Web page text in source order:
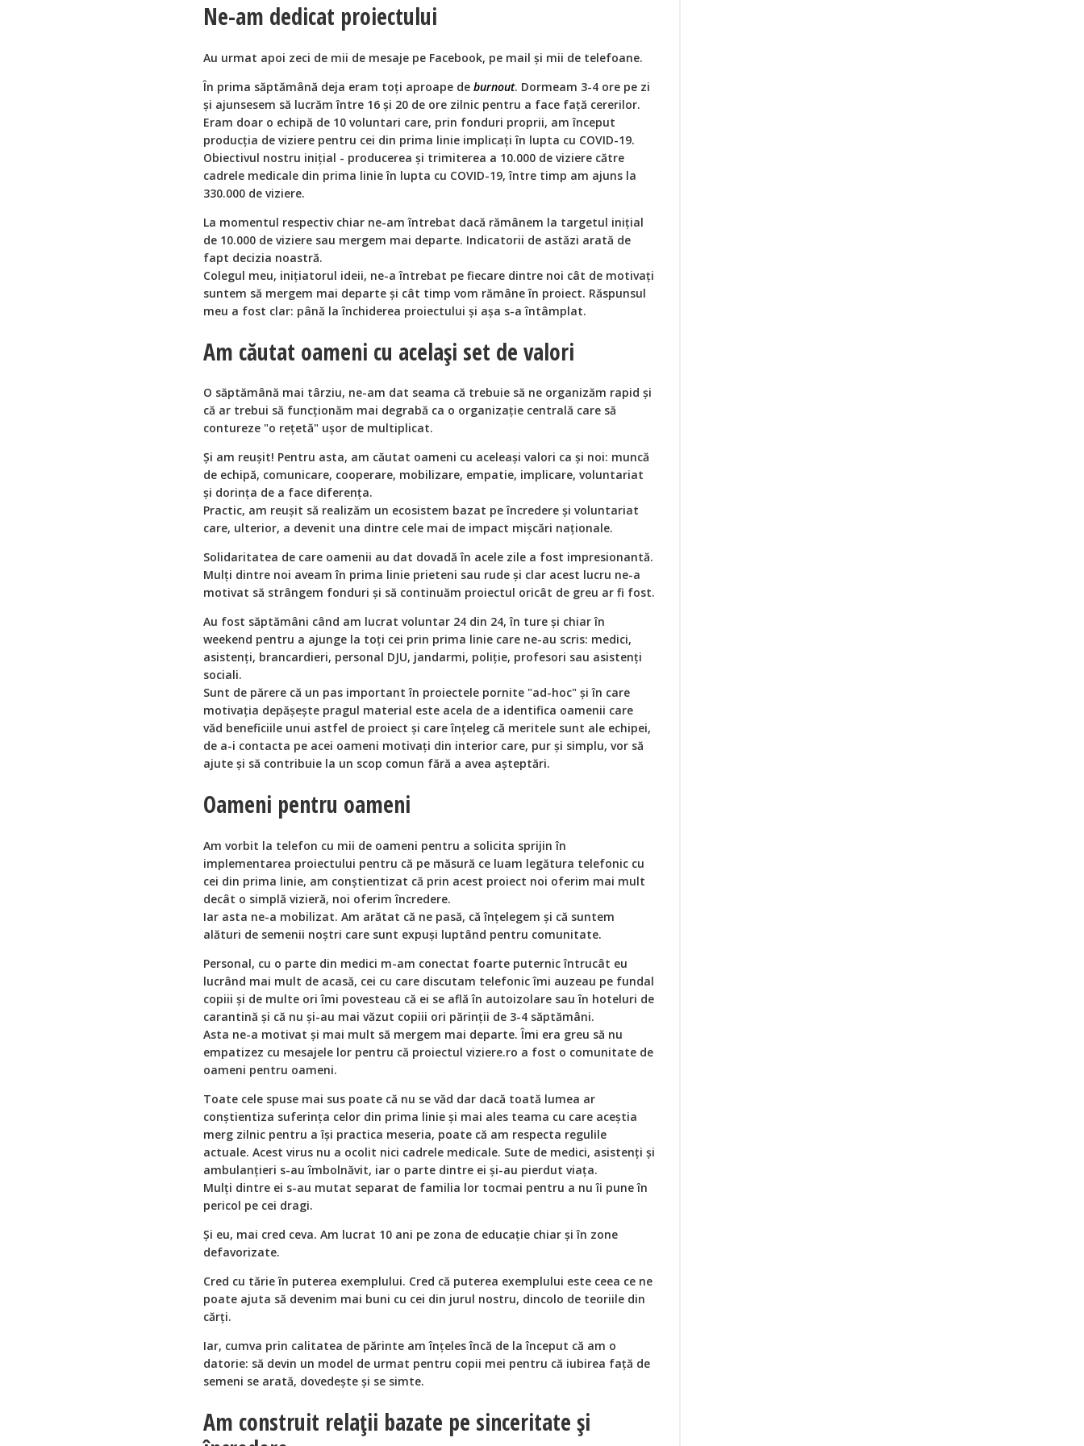
Ne-am dedicat proiectului
Au urmat apoi zeci de mii de mesaje pe Facebook, pe mail și mii de telefoane.
În prima săptămână deja eram toți aproape de burnout. Dormeam 3-4 ore pe zi
și ajunsesem să lucrăm între 16 și 20 de ore zilnic pentru a face față cererilor.
Eram doar o echipă de 10 voluntari care, prin fonduri proprii, am început
producția de viziere pentru cei din prima linie implicați în lupta cu COVID-19.
Obiectivul nostru inițial - producerea și trimiterea a 10.000 de viziere către
cadrele medicale din prima linie în lupta cu COVID-19, între timp am ajuns la
330.000 de viziere.
La momentul respectiv chiar ne-am întrebat dacă rămânem la targetul inițial
de 10.000 de viziere sau mergem mai departe. Indicatorii de astăzi arată de
fapt decizia noastră.
Colegul meu, inițiatorul ideii, ne-a întrebat pe fiecare dintre noi cât de motivați
suntem să mergem mai departe și cât timp vom rămâne în proiect. Răspunsul
meu a fost clar: până la închiderea proiectului și așa s-a întâmplat.
Am căutat oameni cu același set de valori
O săptămână mai târziu, ne-am dat seama că trebuie să ne organizăm rapid și
că ar trebui să funcționăm mai degrabă ca o organizație centrală care să
contureze "o rețetă" ușor de multiplicat.
Și am reușit! Pentru asta, am căutat oameni cu aceleași valori ca și noi: muncă
de echipă, comunicare, cooperare, mobilizare, empatie, implicare, voluntariat
și dorința de a face diferența.
Practic, am reușit să realizăm un ecosistem bazat pe încredere și voluntariat
care, ulterior, a devenit una dintre cele mai de impact mișcări naționale.
Solidaritatea de care oamenii au dat dovadă în acele zile a fost impresionantă.
Mulți dintre noi aveam în prima linie prieteni sau rude și clar acest lucru ne-a
motivat să strângem fonduri și să continuăm proiectul oricât de greu ar fi fost.
Au fost săptămâni când am lucrat voluntar 24 din 24, în ture și chiar în
weekend pentru a ajunge la toți cei prin prima linie care ne-au scris: medici,
asistenți, brancardieri, personal DJU, jandarmi, poliție, profesori sau asistenți
sociali.
Sunt de părere că un pas important în proiectele pornite "ad-hoc" și în care
motivația depășește pragul material este acela de a identifica oamenii care
văd beneficiile unui astfel de proiect și care înțeleg că meritele sunt ale echipei,
de a-i contacta pe acei oameni motivați din interior care, pur și simplu, vor să
ajute și să contribuie la un scop comun fără a avea așteptări.
Oameni pentru oameni
Am vorbit la telefon cu mii de oameni pentru a solicita sprijin în
implementarea proiectului pentru că pe măsură ce luam legătura telefonic cu
cei din prima linie, am conștientizat că prin acest proiect noi oferim mai mult
decât o simplă vizieră, noi oferim încredere.
Iar asta ne-a mobilizat. Am arătat că ne pasă, că înțelegem și că suntem
alături de semenii noștri care sunt expuși luptând pentru comunitate.
Personal, cu o parte din medici m-am conectat foarte puternic întrucât eu
lucrând mai mult de acasă, cei cu care discutam telefonic îmi auzeau pe fundal
copiii și de multe ori îmi povesteau că ei se află în autoizolare sau în hoteluri de
carantină și că nu și-au mai văzut copiii ori părinții de 3-4 săptămâni.
Asta ne-a motivat și mai mult să mergem mai departe. Îmi era greu să nu
empatizez cu mesajele lor pentru că proiectul viziere.ro a fost o comunitate de
oameni pentru oameni.
Toate cele spuse mai sus poate că nu se văd dar dacă toată lumea ar
conștientiza suferința celor din prima linie și mai ales teama cu care aceștia
merg zilnic pentru a își practica meseria, poate că am respecta regulile
actuale. Acest virus nu a ocolit nici cadrele medicale. Sute de medici, asistenți și
ambulanțieri s-au îmbolnăvit, iar o parte dintre ei și-au pierdut viața.
Mulți dintre ei s-au mutat separat de familia lor tocmai pentru a nu îi pune în
pericol pe cei dragi.
Și eu, mai cred ceva. Am lucrat 10 ani pe zona de educație chiar și în zone
defavorizate.
Cred cu tărie în puterea exemplului. Cred că puterea exemplului este ceea ce ne
poate ajuta să devenim mai buni cu cei din jurul nostru, dincolo de teoriile din
cărți.
Iar, cumva prin calitatea de părinte am înțeles încă de la început că am o
datorie: să devin un model de urmat pentru copii mei pentru că iubirea față de
semeni se arată, dovedește și se simte.
Am construit relații bazate pe sinceritate și